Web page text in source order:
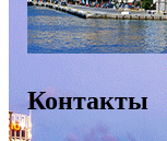
Контакты